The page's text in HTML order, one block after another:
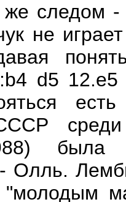
же следом
не
d5 12.e5
была
Олль.